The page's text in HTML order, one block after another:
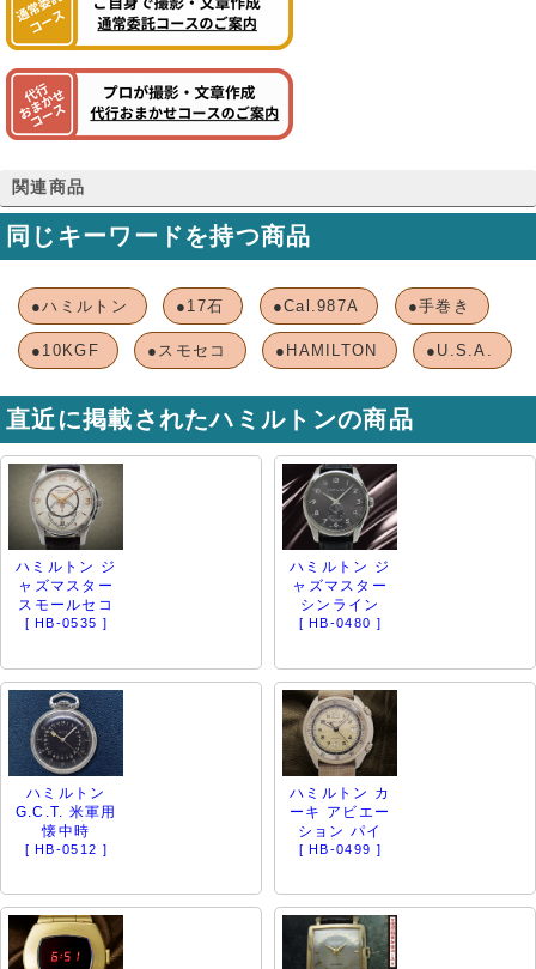
関連商品
同じキーワードを持つ商品
●ハミルトン ●17石 ●Cal.987A ●手巻き
●10KGF ●スモセコ ●HAMILTON ●U.S.A.
直近に掲載されたハミルトンの商品
ハミルトン ジ
ャズマスター
スモールセコ
[ HB-0535 ]
ハミルトン ジ
ャズマスター
シンライン
[ HB-0480 ]
ハミルトン
G.C.T. 米軍用
懐中時
[ HB-0512 ]
ハミルトン カ
ーキ アビエー
ション パイ
[ HB-0499 ]